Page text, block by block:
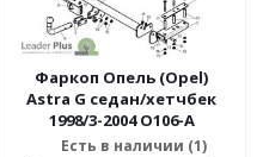
Фаркоп Опель (Opel)
Astra G седан/хетчбек
1998/3-2004 O106-A
Есть в наличии (1)